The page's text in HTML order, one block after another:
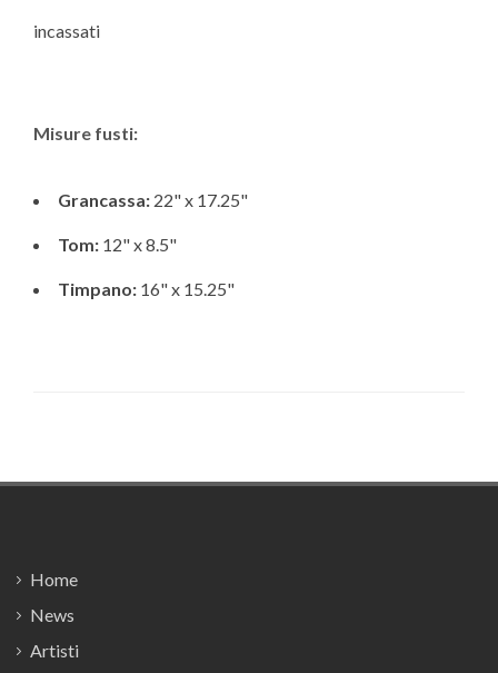
incassati
Misure fusti:
Grancassa: 22" x 17.25"
Tom: 12" x 8.5"
Timpano: 16" x 15.25"
Home
News
Artisti